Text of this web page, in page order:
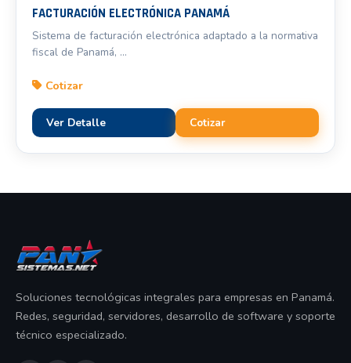
FACTURACIÓN ELECTRÓNICA PANAMÁ
Sistema de facturación electrónica adaptado a la normativa
fiscal de Panamá, ...
Cotizar
Ver Detalle Cotizar
Soluciones tecnológicas integrales para empresas en Panamá.
Redes, seguridad, servidores, desarrollo de software y soporte
técnico especializado.